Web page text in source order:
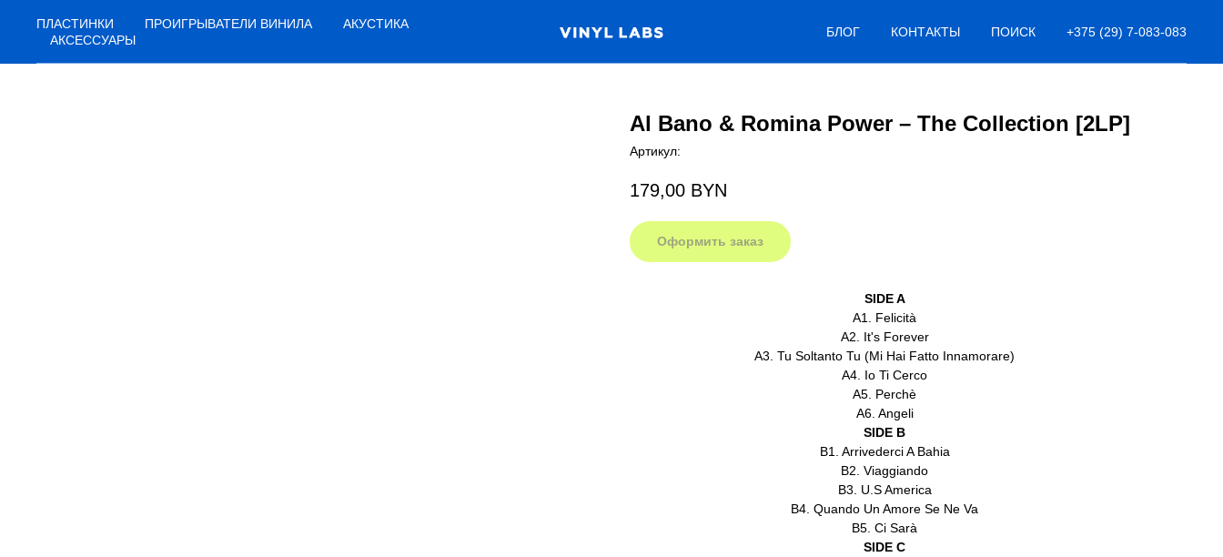
ПЛАСТИНКИ ПРОИГРЫВАТЕЛИ ВИНИЛА
АКУСТИКА
АКСЕССУАРЫ
БЛОГ КОНТАКТЫ ПОИСК +375 (29) 7-083-083
Al Bano & Romina Power – The Collection [2LP]
Артикул:
179,00 BYN
Оформить заказ
SIDE A
A1. Felicità
A2. It's Forever
A3. Tu Soltanto Tu (Mi Hai Fatto Innamorare)
A4. Io Ti Cerco
A5. Perchè
A6. Angeli
SIDE B
B1. Arrivederci A Bahia
B2. Viaggiando
B3. U.S America
B4. Quando Un Amore Se Ne Va
B5. Ci Sarà
SIDE C